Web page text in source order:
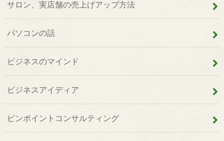
サロン、実店舗の売上げアップ方法
パソコンの話
ビジネスのマインド
ビジネスアイディア
ピンポイントコンサルティング